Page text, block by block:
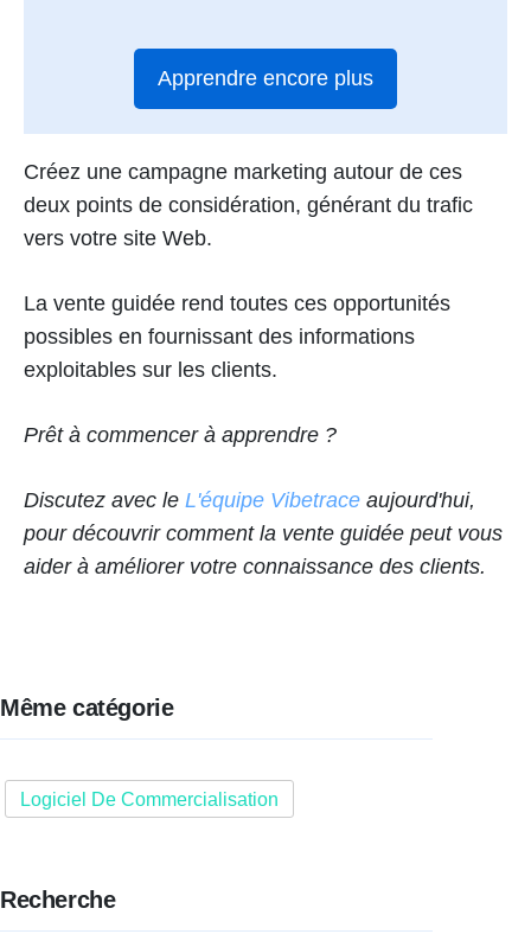
Apprendre encore plus
Créez une campagne marketing autour de ces
deux points de considération, générant du trafic
vers votre site Web.
La vente guidée rend toutes ces opportunités
possibles en fournissant des informations
exploitables sur les clients.
Prêt à commencer à apprendre ?
Discutez avec le L'équipe Vibetrace aujourd'hui,
pour découvrir comment la vente guidée peut vous
aider à améliorer votre connaissance des clients.
Même catégorie
Logiciel De Commercialisation
Recherche